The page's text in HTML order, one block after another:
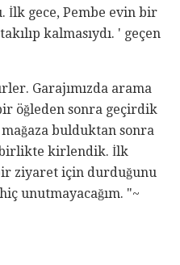
İlk gece, Pembe evin bir
kalmasıydı. ' geçen
Garajımızda arama
öğleden sonra geçirdik
bulduktan sonra
kirlendik. İlk
ziyaret için durduğunu
unutmayacağım. "~